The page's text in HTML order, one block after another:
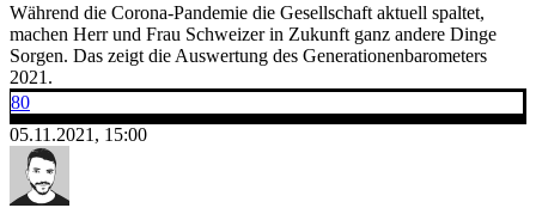
Während die Corona-Pandemie die Gesellschaft aktuell spaltet,
machen Herr und Frau Schweizer in Zukunft ganz andere Dinge
Sorgen. Das zeigt die Auswertung des Generationenbarometers
2021.
80
05.11.2021, 15:00